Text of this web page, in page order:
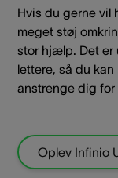
Hvis du gerne vil
meget støj
stor hjælp. Det er
lettere, så du
anstrenge dig for
Oplev Infinio